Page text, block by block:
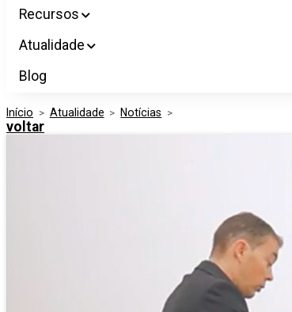
Recursos
Atualidade
Blog
Início > Atualidade > Notícias >
voltar